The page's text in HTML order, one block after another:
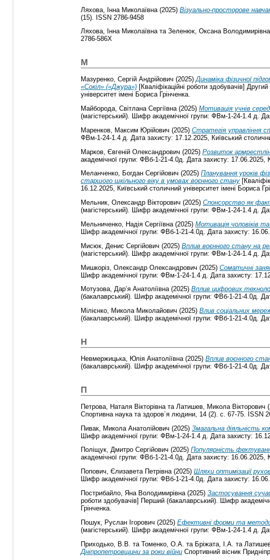
Ляхова, Інна Миколаївна (2025) Візуально-просторове
(15). ISSN 2786-9458
Ляхова, Інна Миколаївната Зеленюк, Оксана Володимирівна
2786-586X
М
Мазуренко, Сергій Андрійович (2025)Динаміка фізичної
«Сокіл» («Джура») [Кваліфікаційні роботи здобувачів]
університет імені Бориса Грінченка.
Майборода, Світлана Сергіївна(2025) Мотивація учнів
(магістерський). Шифр академічної групи: ФВм-1-24-1.4 д.
Маренков, Максим Юрійович (2025) Стратегія управління
ФВм-1-24-1.4 д. Дата захисту: 17.12.2025, Київський
Марков, Євгеній Олександрович (2025) Розвиток
академічної групи: ФВб-1-21-4.0д. Дата захисту: 17.06.2025,
Меланченко, Богдан Сергійович (2025) Планування уроків
старшого шкільного віку в умовах воєнного стану
16.12.2025, Київський столичний університет імені Бориса
Мельник, Олександр Вікторович (2025) Спонсорство як
(магістерський). Шифр академічної групи: ФВм-1-24-1.4 д.
Мельниченко, Надія Сергіївна(2025) Мотивація чоловіків
Шифр академічної групи: ФВб-1-21-4.0д. Дата захисту:
Мисюк, Денис Сергійович (2025) Вплив воєнного стану на
(магістерський). Шифр академічної групи: ФВм-1-24-1.4 д.
Мишкоріз, Олександр Олександрович (2025) Соматичні
Шифр академічної групи: ФВм-1-24-1.4 д. Дата захисту:
Мотузова, Дар’я Анатоліївна(2025) Вплив цифрових
(бакалаврський). Шифр академічної групи: ФВб-1-21-4.0д.
Мілієнко, Микола Миколайович (2025) Влив соціальних
(бакалаврський). Шифр академічної групи: ФВб-1-21-4.0д.
Н
Невмержицька, Юлія Анатоліївна(2025) Вплив воєнного
(бакалаврський). Шифр академічної групи: ФВб-1-21-4.0д.
П
Петрова, Наталя Вікторівна та Латишев, Микола Вікторович
Спортивна наука та здоров´я людини, 14 (2). с. 67-75. ISSN
Пивак, Микола Анатолійович (2025) Змагальна діяльність
Шифр академічної групи: ФВм-1-24-1.4 д. Дата захисту:
Поліщук, Дмитро Сергійович (2025) Популярність
академічної групи: ФВб-1-21-4.0д. Дата захисту: 16.06.2025,
Попович, Єлизавета Петрівна(2025) Шляхи оптимізації
Шифр академічної групи: ФВб-1-21-4.0д. Дата захисту:
Пострибайло, Яна Володимирівна(2025) Застосування
роботи здобувачів] Перший (бакалаврський). Шифр
Грінченка.
Пошук, Руслан Ігорович (2025) Ефективні форми та методи
(магістерський). Шифр академічної групи: ФВм-1-24-1.4 д.
Приходько, В.B. та Томенко, О.A. та Бріжата, І.A. та
Дніпропетровщини за роки війни Спортивний вісник